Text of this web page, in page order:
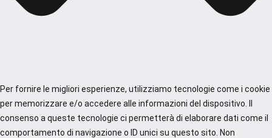
Per fornire le migliori esperienze, utilizziamo tecnologie come i cookie
per memorizzare e/o accedere alle informazioni del dispositivo. Il
consenso a queste tecnologie ci permetterà di elaborare dati come il
comportamento di navigazione o ID unici su questo sito. Non